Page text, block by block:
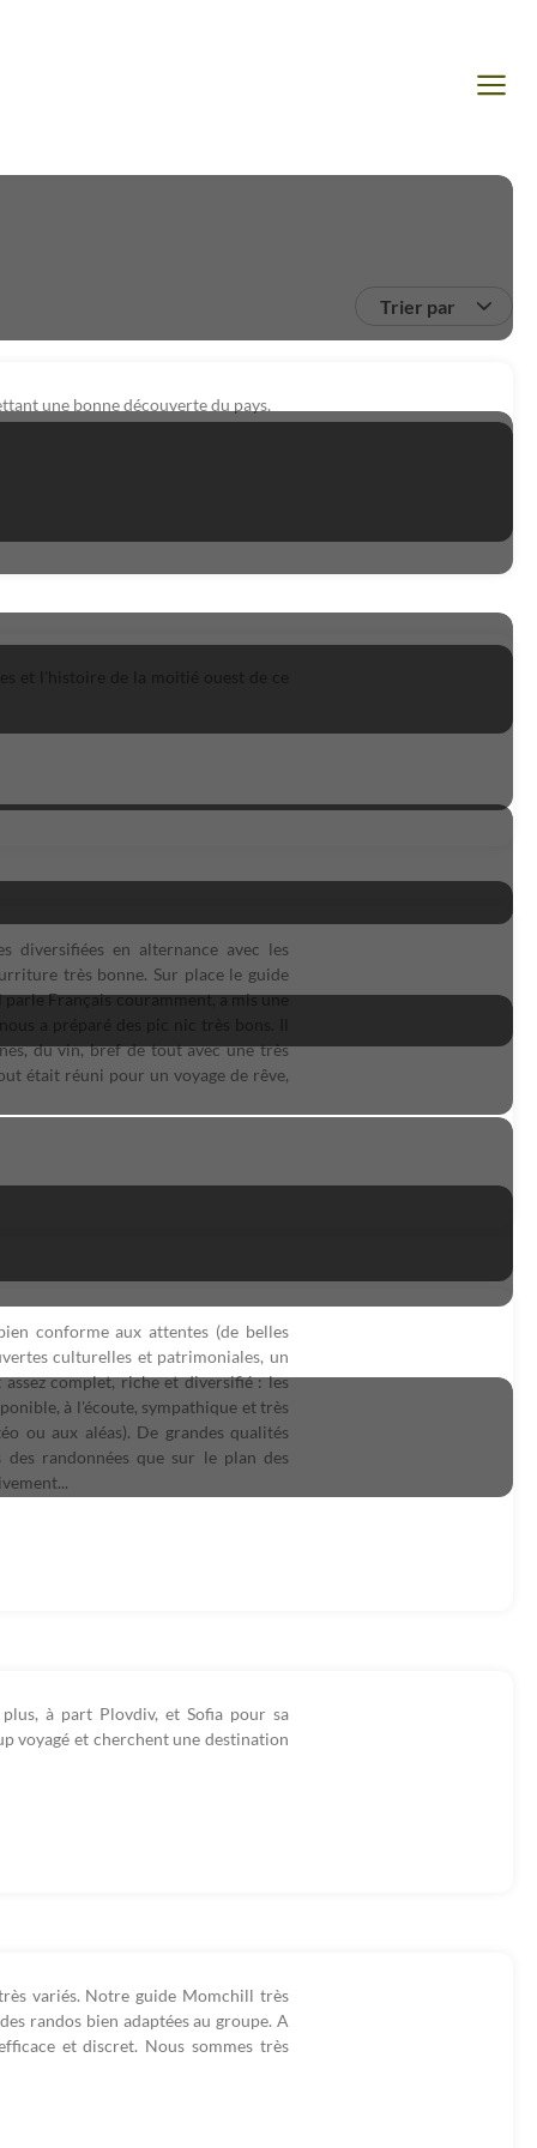
Trier par
une bonne découverte du pays.
diversifiées en alternance avec les
très bonne. Sur place le guide
Français couramment, a mis une
du vin, bref de tout avec une très
était réuni pour un voyage de rêve,
conforme aux attentes (de belles
culturelles et patrimoniales, un
complet, riche et diversifié : les
à l'écoute, sympathique et très
ou aux aléas). De grandes qualités
randonnées que sur le plan des
à part Plovdiv, et Sofia pour sa
voyagé et cherchent une destination
variés. Notre guide Momchill très
randos bien adaptées au groupe. A
et discret. Nous sommes très